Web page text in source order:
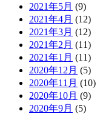
2021年5月 (9)
2021年4月 (12)
2021年3月 (12)
2021年2月 (11)
2021年1月 (11)
2020年12月 (5)
2020年11月 (10)
2020年10月 (9)
2020年9月 (5)